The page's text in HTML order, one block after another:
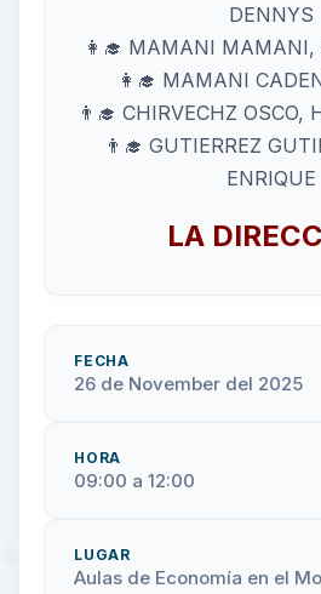
DENNYS
👩‍🎓 MAMANI MAMANI,
👩‍🎓 MAMANI
👨‍🎓 CHIRVECHZ OSCO,
👨‍🎓 GUTIERREZ
ENRIQUE
LA
FECHA
26 de November del 2025
HORA
09:00 a 12:00
LUGAR
Aulas de Economía en el